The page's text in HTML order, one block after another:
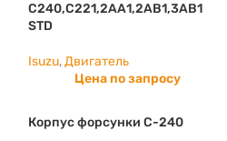
С240,С221,2АА1,2АВ1,3АВ1
STD
Isuzu,Двигатель
Цена по запросу
Корпус форсунки С-240